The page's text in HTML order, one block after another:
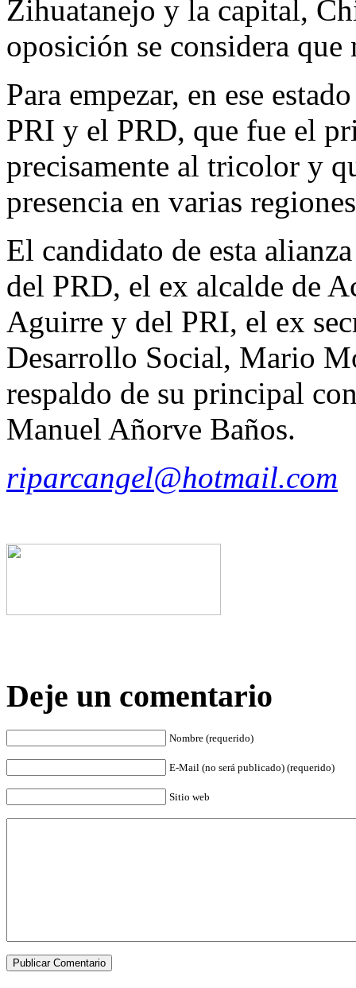
Zihuatanejo y la capital,
oposición se considera que
Para empezar, en ese
PRI y el PRD, que fue el
precisamente al tricolor y
presencia en varias
El candidato de esta
del PRD, el ex alcalde de
Aguirre y del PRI, el ex
Desarrollo Social, Mario
respaldo de su principal
Manuel Añorve Baños.
riparcangel@hotmail.com
Deje un comentario
Nombre (requerido)
E-Mail (no será publicado) (requerido)
Sitio web